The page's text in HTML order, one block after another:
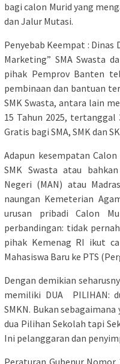
bagi calon Murid yang
dan Jalur Mutasi.
Penyebab Keempat : Dinas
Marketing” SMA Swasta
pihak Pemprov Banten
pembinaan dan bantuan
SMK Swasta, antara lain
15 Tahun 2025,
Gratis bagi SMA, SMK dan
Adapun kesempatan
SMK Swasta atau
Negeri (MAN) atau
naungan Kemeterian
urusan pribadi Calon
perbandingan: tidak
pihak Kemenag RI ikut
Mahasiswa Baru ke PTS
Dengan demikian
memiliki DUA PILIHAN:
SMKN. Bukan
dua Pilihan Sekolah tapi
Ini pelanggaran dan